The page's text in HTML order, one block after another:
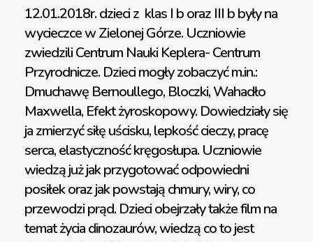
12.01.2018r. dzieci z klas I b oraz III b były na
wycieczce w Zielonej Górze. Uczniowie
zwiedzili Centrum Nauki Keplera- Centrum
Przyrodnicze. Dzieci mogły zobaczyć m.in.:
Dmuchawę Bernoullego, Bloczki, Wahadło
Maxwella, Efekt żyroskopowy. Dowiedziały się
ja zmierzyć siłę uścisku, lepkość cieczy, pracę
serca, elastyczność kręgosłupa. Uczniowie
wiedzą już jak przygotować odpowiedni
posiłek oraz jak powstają chmury, wiry, co
przewodzi prąd. Dzieci obejrzały także film na
temat życia dinozaurów, wiedzą co to jest